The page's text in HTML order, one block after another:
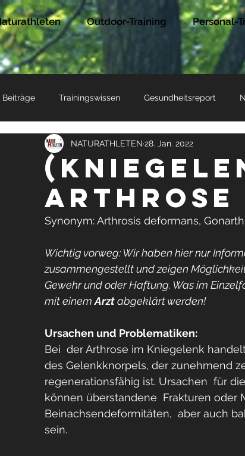
Outdoor-Training Personal-
Beiträge Trainingswissen Gesundheitsreport
Erfahrungen unserer Naturathleten
arthrose
NATURATHLETEN 28. Jan. 2022
Synonym: Arthrosis deformans,
Wichtig vorweg: Wir haben hier nur
zusammengestellt und zeigen
Gewehr und oder Haftung. Was im
mit einem Arzt abgeklärt werden!
Ursachen und Problematiken:
Bei  der Arthrose im Kniegelenk
des Gelenkknorpels, der zunehmend
regenerationsfähig ist. Ursachen  für
können überstandene  Frakturen oder
Beinachsendeformitäten,  aber auch
sein.